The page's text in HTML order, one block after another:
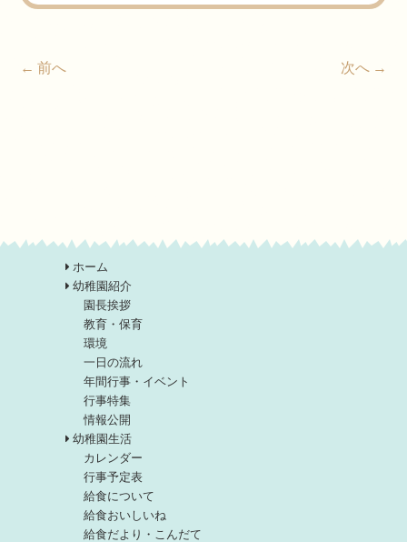
← 前へ 次へ →
ホーム
幼稚園紹介
園長挨拶
教育・保育
環境
一日の流れ
年間行事・イベント
行事特集
情報公開
幼稚園生活
カレンダー
行事予定表
給食について
給食おいしいね
給食だより・こんだて